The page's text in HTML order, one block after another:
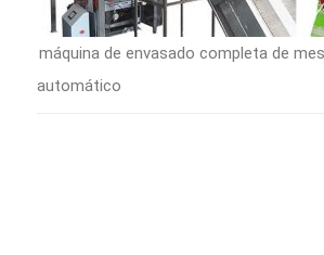
máquina de envasado completa de
automático